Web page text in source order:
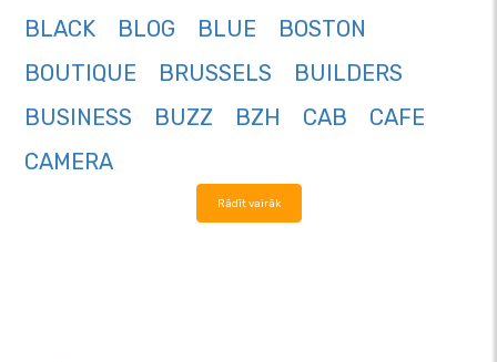
BLACK
BLOG BLUE
BOSTON
BOUTIQUE
BRUSSELS
BUILDERS
BUSINESS
BUZZ BZH CAB
CAFE
CAMERA
Rādīt vairāk